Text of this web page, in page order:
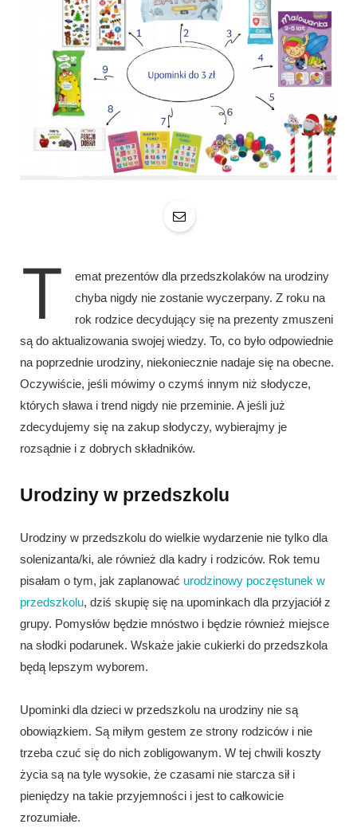
T
emat prezentów dla przedszkolaków na urodziny
chyba nigdy nie zostanie wyczerpany. Z roku na
rok rodzice decydujący się na prezenty zmuszeni
są do aktualizowania swojej wiedzy. To, co było odpowiednie
na poprzednie urodziny, niekoniecznie nadaje się na obecne.
Oczywiście, jeśli mówimy o czymś innym niż słodycze,
których sława i trend nigdy nie przeminie. A jeśli już
zdecydujemy się na zakup słodyczy, wybierajmy je
rozsądnie i z dobrych składników.
Urodziny w przedszkolu
Urodziny w przedszkolu do wielkie wydarzenie nie tylko dla
solenizanta/ki, ale również dla kadry i rodziców. Rok temu
pisałam o tym, jak zaplanować urodzinowy poczęstunek w
przedszkolu, dziś skupię się na upominkach dla przyjaciół z
grupy. Pomysłów będzie mnóstwo i będzie również miejsce
na słodki podarunek. Wskaże jakie cukierki do przedszkola
będą lepszym wyborem.
Upominki dla dzieci w przedszkolu na urodziny nie są
obowiązkiem. Są miłym gestem ze strony rodziców i nie
trzeba czuć się do nich zobligowanym. W tej chwili koszty
życia są na tyle wysokie, że czasami nie starcza sił i
pieniędzy na takie przyjemności i jest to całkowicie
zrozumiałe.